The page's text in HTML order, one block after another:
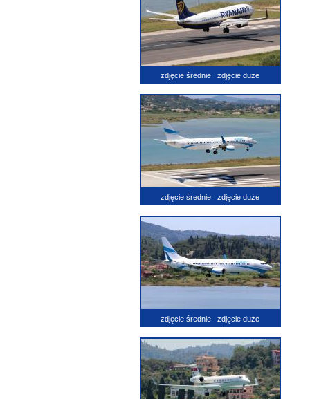
zdjęcie średnie zdjęcie duże
zdjęcie średnie zdjęcie duże
zdjęcie średnie zdjęcie duże